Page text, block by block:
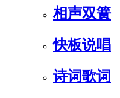
相声双簧
快板说唱
诗词歌词